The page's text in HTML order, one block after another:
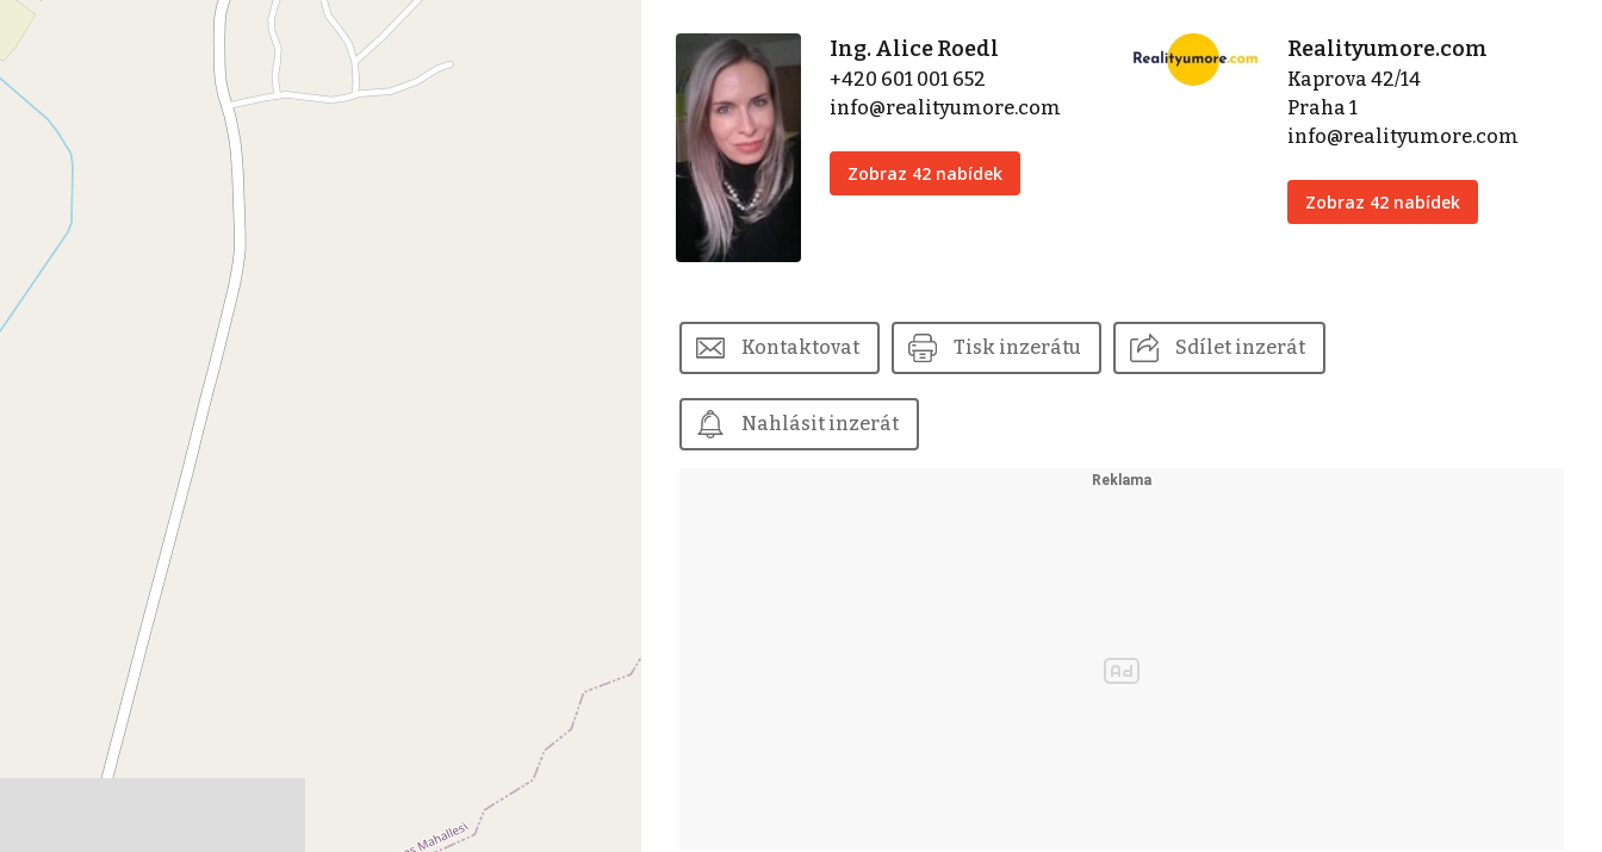
Ing. Alice Roedl
+420 601 001 652
info@realityumore.com
Zobraz 42 nabídek
Realityumore.com
Kaprova 42/14
Praha 1
info@realityumore.com
Zobraz 42 nabídek
Kontaktovat Tisk inzerátu Sdílet inzerát
Nahlásit inzerát